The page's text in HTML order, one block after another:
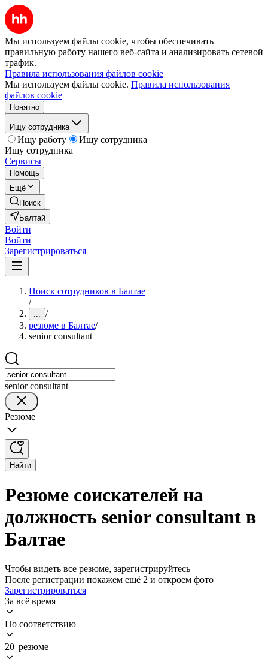
Мы используем файлы cookie, чтобы обеспечивать
правильную работу нашего веб-сайта и анализировать сетевой
трафик.
Правила использования файлов cookie
Мы используем файлы cookie. Правила использования
файлов cookie
Понятно
Ищу сотрудника
Ищу работу
Ищу сотрудника
Ищу сотрудника
Сервисы
Помощь
Ещё
Поиск
Балтай
Войти
Войти
Зарегистрироваться
Поиск сотрудников в Балтае
/
... /
резюме в Балтае/
senior consultant
senior consultant
Резюме
Найти
Резюме соискателей на
должность senior consultant в
Балтае
Чтобы видеть все резюме, зарегистрируйтесь
После регистрации покажем ещё 2 и откроем фото
Зарегистрироваться
За всё время
По соответствию
20 резюме